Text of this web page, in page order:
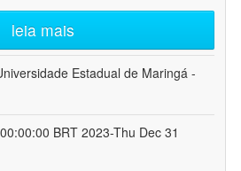
leia mais
Estadual de Maringá -
BRT 2023-Thu Dec 31